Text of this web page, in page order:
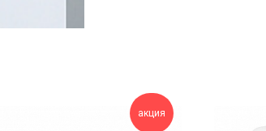
акция